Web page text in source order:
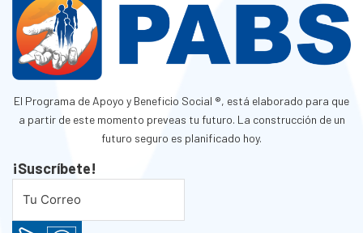
El Programa de Apoyo y Beneficio Social ®, está elaborado para que
a partir de este momento preveas tu futuro. La construcción de un
futuro seguro es planificado hoy.
¡Suscríbete!